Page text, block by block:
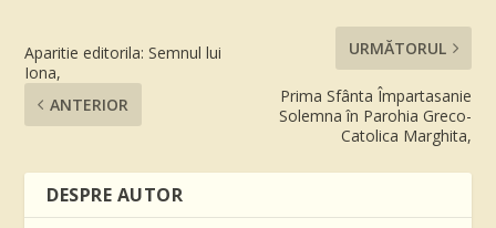
Aparitie editorila: Semnul lui
Iona,
ANTERIOR
URMĂTORUL
Prima Sfânta Împartasanie
Solemna în Parohia Greco-
Catolica Marghita,
DESPRE AUTOR